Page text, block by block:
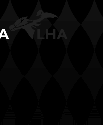
Skip to main content